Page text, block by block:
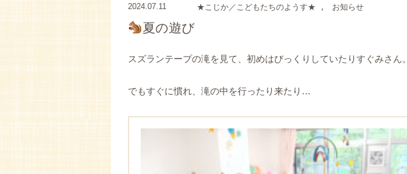
2024.07.11 ★こじか／こどもたちのようす★ , お知らせ
夏の遊び
スズランテープの滝を見て、初めはびっくりしていたりすぐみさん。
でもすぐに慣れ、滝の中を行ったり来たり…